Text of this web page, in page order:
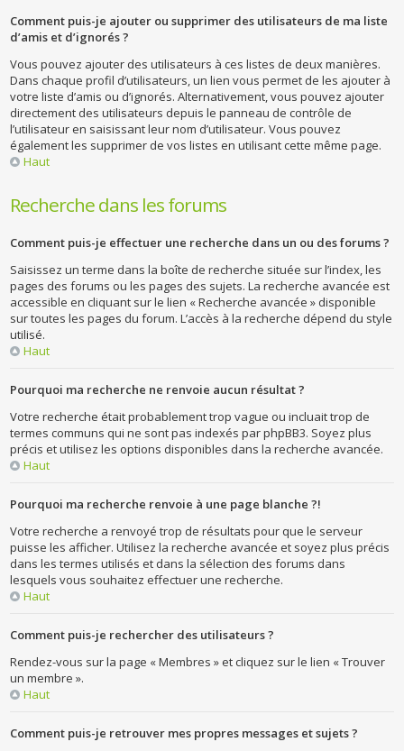
Comment puis-je ajouter ou supprimer des utilisateurs de ma liste
d’amis et d’ignorés ?
Vous pouvez ajouter des utilisateurs à ces listes de deux manières.
Dans chaque profil d’utilisateurs, un lien vous permet de les ajouter à
votre liste d’amis ou d’ignorés. Alternativement, vous pouvez ajouter
directement des utilisateurs depuis le panneau de contrôle de
l’utilisateur en saisissant leur nom d’utilisateur. Vous pouvez
également les supprimer de vos listes en utilisant cette même page.
Haut
Recherche dans les forums
Comment puis-je effectuer une recherche dans un ou des forums ?
Saisissez un terme dans la boîte de recherche située sur l’index, les
pages des forums ou les pages des sujets. La recherche avancée est
accessible en cliquant sur le lien « Recherche avancée » disponible
sur toutes les pages du forum. L’accès à la recherche dépend du style
utilisé.
Haut
Pourquoi ma recherche ne renvoie aucun résultat ?
Votre recherche était probablement trop vague ou incluait trop de
termes communs qui ne sont pas indexés par phpBB3. Soyez plus
précis et utilisez les options disponibles dans la recherche avancée.
Haut
Pourquoi ma recherche renvoie à une page blanche ?!
Votre recherche a renvoyé trop de résultats pour que le serveur
puisse les afficher. Utilisez la recherche avancée et soyez plus précis
dans les termes utilisés et dans la sélection des forums dans
lesquels vous souhaitez effectuer une recherche.
Haut
Comment puis-je rechercher des utilisateurs ?
Rendez-vous sur la page « Membres » et cliquez sur le lien « Trouver
un membre ».
Haut
Comment puis-je retrouver mes propres messages et sujets ?